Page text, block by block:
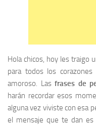
Hola chicos, hoy les traigo
para todos los
amoroso. Lasfrases de
harán recordar esos
alguna vez viviste con esa
el mensaje que te dan es